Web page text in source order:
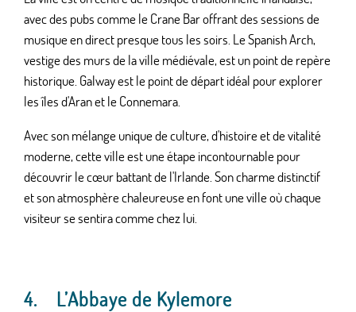
avec des pubs comme le Crane Bar offrant des sessions de
musique en direct presque tous les soirs. Le Spanish Arch,
vestige des murs de la ville médiévale, est un point de repère
historique. Galway est le point de départ idéal pour explorer
les îles d'Aran et le Connemara.
Avec son mélange unique de culture, d'histoire et de vitalité
moderne, cette ville est une étape incontournable pour
découvrir le cœur battant de l'Irlande. Son charme distinctif
et son atmosphère chaleureuse en font une ville où chaque
visiteur se sentira comme chez lui.
4. L’Abbaye de Kylemore